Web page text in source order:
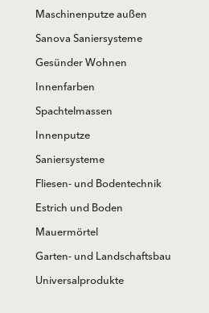
Maschinenputze außen
Sanova Saniersysteme
Gesünder Wohnen
Innenfarben
Spachtelmassen
Innenputze
Saniersysteme
Fliesen- und Bodentechnik
Estrich und Boden
Mauermörtel
Garten- und Landschaftsbau
Universalprodukte